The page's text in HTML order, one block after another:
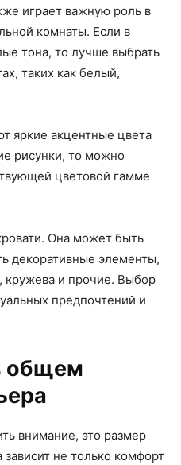
играет важную роль в
комнаты. Если в
тона, то лучше выбрать
таких как белый,
яркие акцентные цвета
рисунки, то можно
цветовой гамме
Она может быть
декоративные элементы,
кружева и прочие. Выбор
предпочтений и
общем
внимание, это размер
не только комфорт